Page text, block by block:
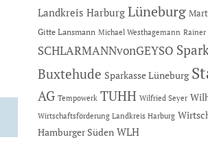
Landkreis Harburg Lüneburg
Gitte Lansmann Michael Westhagemann Rainer
SCHLARMANNvonGEYSO
Buxtehude Sparkasse Lüneburg
AG Tempowerk TUHH Wilfried Seyer
Wirtschaftsförderung Landkreis Harburg
Hamburger Süden WLH